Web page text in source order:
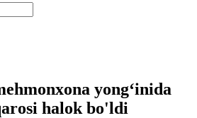
yong‘inida
halok bo'ldi